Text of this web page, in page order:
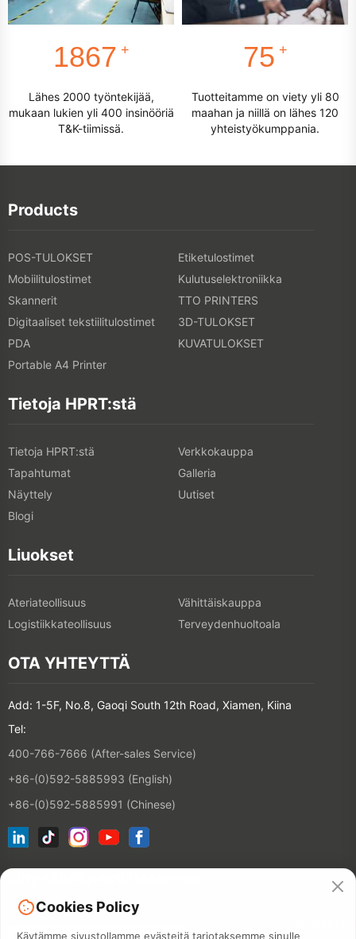
2000 +
Lähes 2000 työntekijää,
mukaan lukien yli 400 insinööriä
T&K-tiimissä.
80 +
Tuotteitamme on viety yli 80
maahan ja niillä on lähes 120
yhteistyökumppania.
Products
POS-TULOKSET
Etiketulostimet
Mobiilitulostimet
Kulutuselektroniikka
Skannerit
TTO PRINTERS
Digitaaliset tekstiilitulostimet
3D-TULOKSET
PDA
KUVATULOKSET
Portable A4 Printer
Tietoja HPRT:stä
Tietoja HPRT:stä
Verkkokauppa
Tapahtumat
Galleria
Näyttely
Uutiset
Blogi
Liuokset
Ateriateollisuus
Vähittäiskauppa
Logistiikkateollisuus
Terveydenhuoltoala
OTA YHTEYTTÄ
Add: 1-5F, No.8, Gaoqi South 12th Road, Xiamen, Kiina
Tel:
400-766-7666 (After-sales Service)
+86-(0)592-5885993 (English)
+86-(0)592-5885991 (Chinese)
Cookies Policy
Käytämme sivustollamme evästeitä tarjotaksemme sinulle